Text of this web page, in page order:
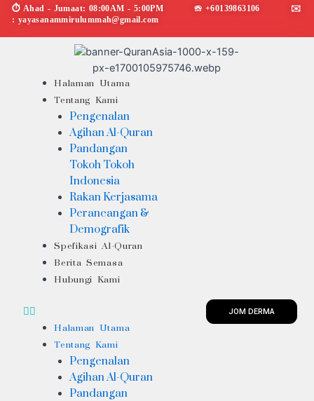
Skip
content
⏱︎ Ahad - Jumaat: 08:00AM - 5:00PM ☏ +60139863106 ✉︎
: yayasanammirulummah@gmail.com
Halaman Utama
Tentang Kami
Pengenalan
Agihan Al-Quran
Pandangan
Tokoh Tokoh
Indonesia
Rakan Kerjasama
Perancangan &
Demografik
Spefikasi Al-Quran
Berita Semasa
Hubungi Kami
Menu
Halaman Utama
Tentang Kami
Pengenalan
Agihan Al-Quran
Pandangan
JOM DERMA